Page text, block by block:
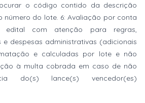
o código contido da descrição
número do lote. 6: Avaliação por conta
edital com atenção para regras,
e despesas administrativas (adicionais
e calculadas por lote e não
à multa cobrada em caso de não
do(s) lance(s) vencedor(es)